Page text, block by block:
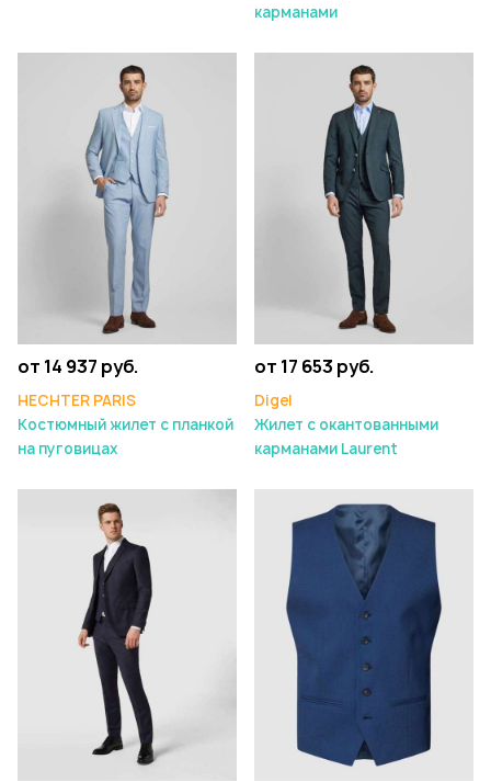
карманами
от 14 937 руб.
HECHTER PARIS
Костюмный жилет с планкой
на пуговицах
от 17 653 руб.
Digel
Жилет с окантованными
карманами Laurent